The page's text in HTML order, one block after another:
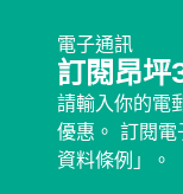
電子通訊
訂閱昂
請輸入你的電
優惠。 訂閱電
資料條例」。